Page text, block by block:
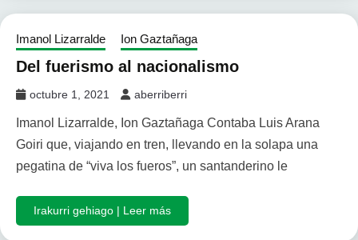
Imanol Lizarralde Ion Gaztañaga
Del fuerismo al nacionalismo
octubre 1, 2021 aberriberri
Imanol Lizarralde, Ion Gaztañaga Contaba Luis Arana
Goiri que, viajando en tren, llevando en la solapa una
pegatina de “viva los fueros”, un santanderino le
Irakurri gehiago | Leer más